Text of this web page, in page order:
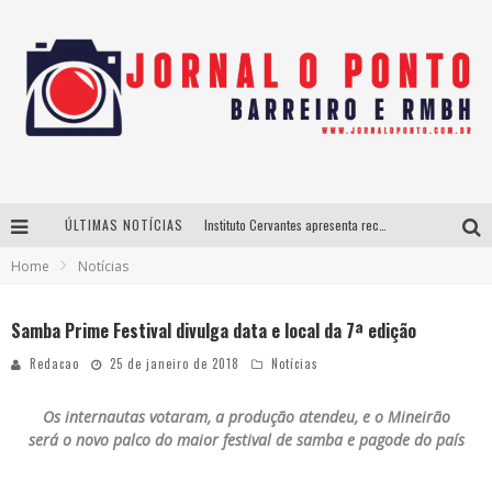
ÚLTIMAS NOTÍCIAS
Home Notícias
Samba Prime Festival divulga data e local da 7ª edição
Redacao 25 de janeiro de 2018 Notícias
Os internautas votaram, a produção atendeu, e o Mineirão
será o novo palco do maior festival de samba e pagode do país